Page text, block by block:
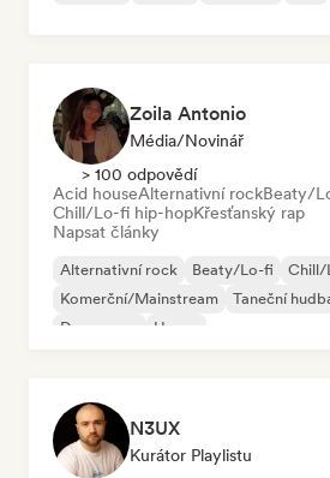
Zoila Antonio
Média/novinář
> 100 odpovědí
Acid houseAlternativní rockBeaty/
Chill/Lo-fi hip-hopKřesťanský rap
Napsat články
Alternativní rock Beaty/Lo-fi
Chill/
Komerční/Mainstream
Taneční
Dream pop
House
N3UX
Kurátor Playlistu